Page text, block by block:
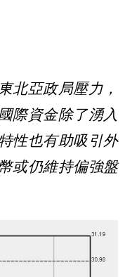
北亞政局壓力，
際資金除了湧入
性也有助吸引外
或仍維持偏強盤